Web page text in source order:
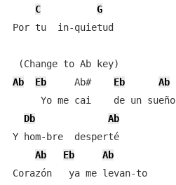
C
G
Por tu  in-quietud
Ab
Eb
     Ab#
Eb
Ab
Yo me cai    de un
Db
Ab
Y hom-bre  desperté
Ab
Eb
Ab
Corazón   ya me levan-to